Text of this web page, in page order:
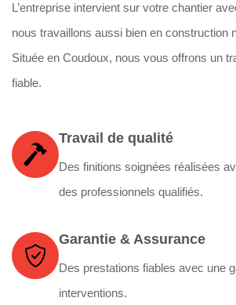
L’entreprise intervient sur votre chantier
nous travaillons aussi bien en construction
Située en Coudoux, nous vous offrons un
fiable.
Travail de qualité
Des finitions soignées réalisées
des professionnels qualifiés.
Garantie & Assurance
Des prestations fiables avec une
interventions.